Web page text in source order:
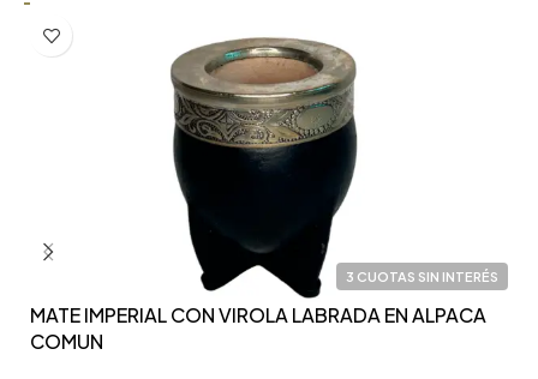
3 CUOTAS SIN INTERÉS
MATE IMPERIAL CON VIROLA LABRADA EN ALPACA
COMUN